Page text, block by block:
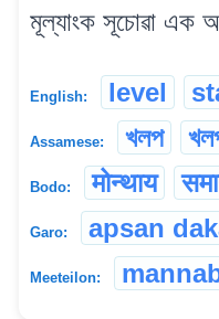
মূল্যাংক সূচোৱা এক
English: level
Assamese: খলপ
Bodo: मोन्थाय
Garo: apsan
Meeteilon: